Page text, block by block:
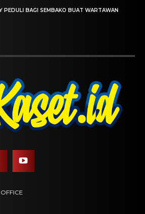
PEDULI BAGI SEMBAKO BUAT WARTAWAN
OFFICE